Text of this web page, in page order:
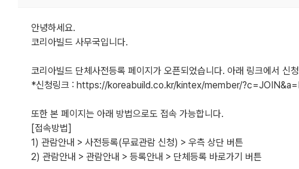
안녕하세요.
코리아빌드 사무국입니다.
코리아빌드 단체사전등록 페이지가 오픈되었습니다. 아래 링크에서 신
*신청링크 : https://koreabuild.co.kr/kintex/member/
또한 본 페이지는 아래 방법으로도 접속 가능합니다.
[접속방법]
1) 관람안내 > 사전등록(무료관람 신청) > 우측 상단 버튼
2) 관람안내 > 관람안내 > 등록안내 > 단체등록 바로가기 버튼